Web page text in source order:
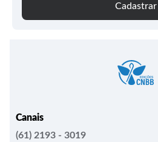
Cadastrar
Canais
(61) 2193 - 3019